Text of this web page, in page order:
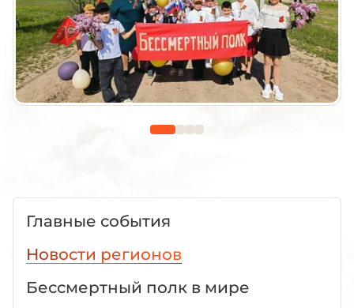
Главные события
Новости регионов
Бессмертный полк в мире